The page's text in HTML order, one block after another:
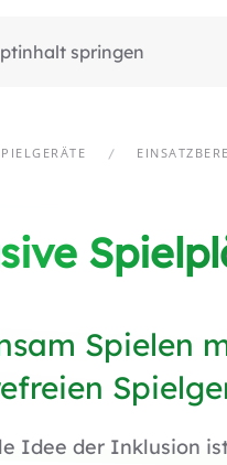
springen
Spielen
Idee der Inklusion